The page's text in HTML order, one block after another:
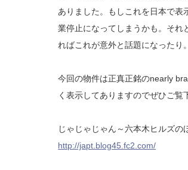
ありました。もしこれを日本で
業停止になってしまうかも。それ
ればこれが意外と話題になったり。
今回の物件は正真正銘のnearly
く表示してありますのでぜひご覧
じゃじゃじゃん～六本木ヒルズの
http://japt.blog45.fc2.com/